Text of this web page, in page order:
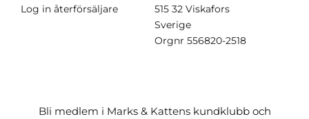
Log in återförsäljare
515 32 Viskafors
Sverige
Orgnr 556820-2518
Bli medlem i Marks & Kattens kundklubb och